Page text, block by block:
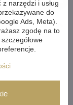
narzędzi i usług
do
Ads, Meta).
zgodę na to